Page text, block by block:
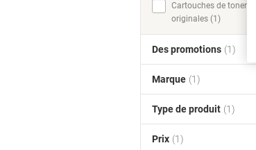
Cartouches de toner
originales (1)
Des promotions (1)
Marque (1)
Type de produit (1)
Prix (1)